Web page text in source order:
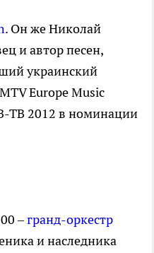
. Он же Николай
и автор песен,
украинский
Europe Music
ТВ 2012 в номинации
–гранд-оркестр
и наследника